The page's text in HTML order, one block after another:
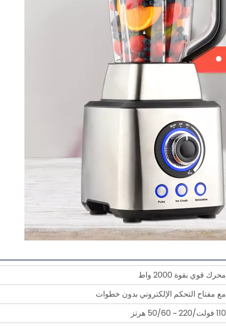
محرك قوي بقوة 2000 واط
مع مفتاح التحكم الإلكتروني بدون خطوات
110 فولت/220 ~ 50/60 هرتز